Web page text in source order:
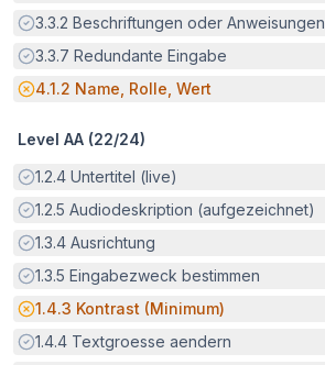
Erfüllt:
3.3.2 Beschriftungen oder Anweisungen
Erfüllt:
3.3.7 Redundante Eingabe
Potenzielle Barriere:
4.1.2 Name, Rolle, Wert
Level AA (22/24)
Erfüllt:
1.2.4 Untertitel (live)
Erfüllt:
1.2.5 Audiodeskription (aufgezeichnet)
Erfüllt:
1.3.4 Ausrichtung
Erfüllt:
1.3.5 Eingabezweck bestimmen
Potenzielle Barriere:
1.4.3 Kontrast (Minimum)
Erfüllt:
1.4.4 Textgroesse aendern